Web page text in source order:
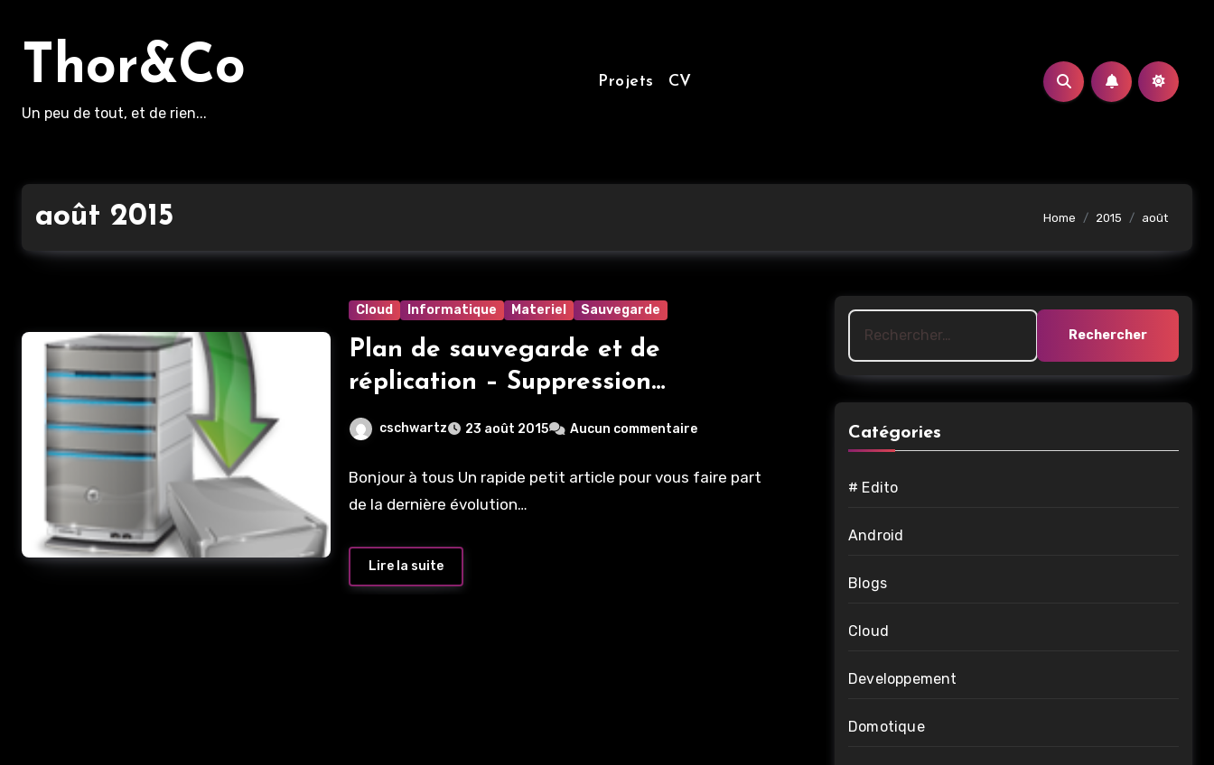
principalThor&Co
Un peu de tout, et de rien...
Projets CV
août 2015 Home 2015 août
Cloud Informatique Materiel Sauvegarde
Plan de sauvegarde et de
réplication – Suppression
d’OwnCloud
cschwartz 23 août 2015 Aucun commentaire
Bonjour à tous Un rapide petit article pour vous faire part
de la dernière évolution…
Lire la suite
Rechercher :
Catégories
# Edito
Android
Blogs
Cloud
Developpement
Domotique